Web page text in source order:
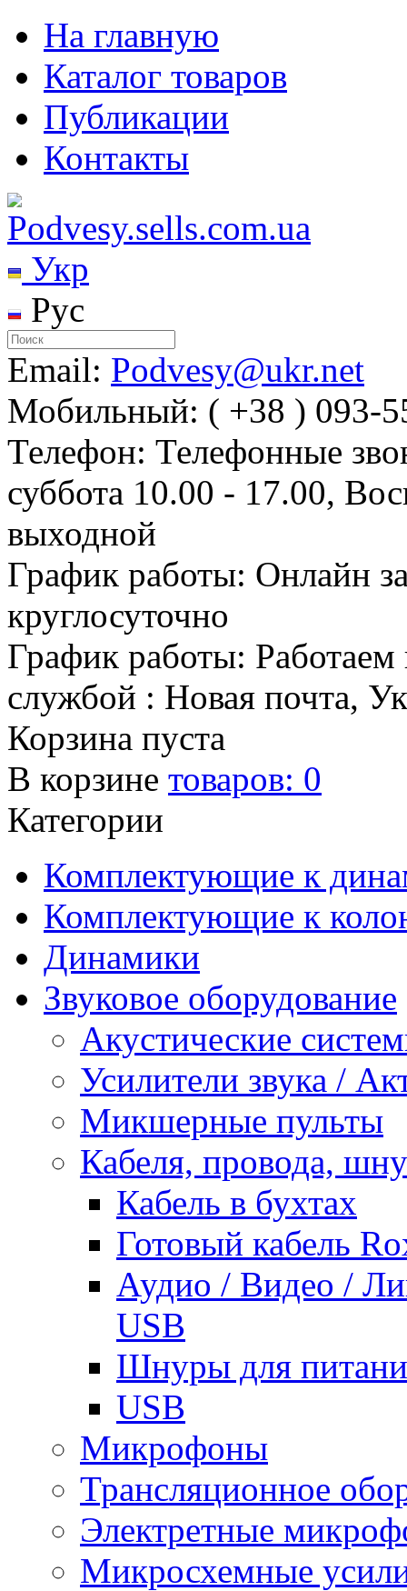
На главную
Каталог товаров
Публикации
Контакты
Укр
Рус
Email: Podvesy@ukr.net
Мобильный: ( +38 ) 093-
Телефон: Телефонные
суббота 10.00 - 17.00,
выходной
График работы: Онлайн
круглосуточно
График работы: Работаем
службой : Новая почта,
Корзина пуста
В корзине товаров: 0
Категории
Комплектующие к
Комплектующие к
Динамики
Звуковое оборудование
Акустические
Усилители звука /
Микшерные пульты
Кабеля, провода,
Кабель в бухтах
Готовый кабель
Аудио / Видео /
USB
Шнуры для
USB
Микрофоны
Трансляционное
Электретные
Микросхемные